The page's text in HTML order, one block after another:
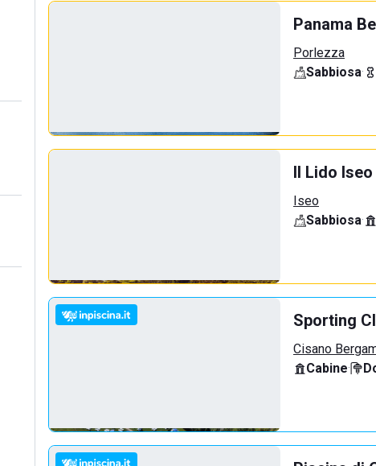
Panama
Porlezza
Sabbiosa·
Il Lido Iseo
Iseo
Sabbiosa·
Sporting
Cisano
Cabine·